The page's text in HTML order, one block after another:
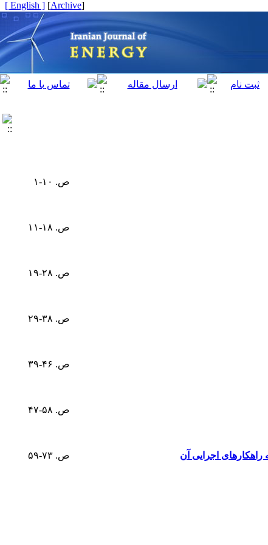
[
Archive
]
[ English ]
ص. ۱۰-۱
ص. ۱۸-۱۱
ص. ۲۸-۱۹
ص. ۳۸-۲۹
ص. ۴۶-۳۹
ص. ۵۸-۴۷
ص. ۷۳-۵۹